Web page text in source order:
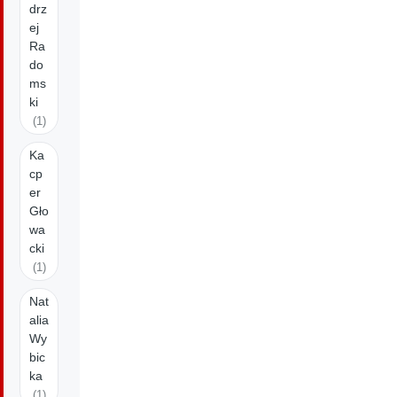
drz
ej
Ra
do
ms
ki
(1)
Ka
cp
er
Gło
wa
cki
(1)
Nat
alia
Wy
bic
ka